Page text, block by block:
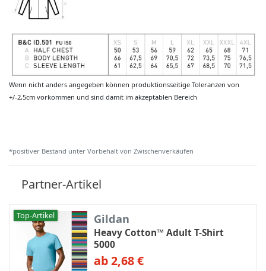
Wenn nicht anders angegeben können produktionsseitige Toleranzen von
+/-2,5cm vorkommen und sind damit im akzeptablen Bereich
*positiver Bestand unter Vorbehalt von Zwischenverkäufen
Partner-Artikel
Top-Artikel Gildan
Heavy Cotton™ Adult T-Shirt
5000
ab 2,68 €